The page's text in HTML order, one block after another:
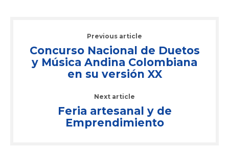
Previous article
Concurso Nacional de Duetos
y Música Andina Colombiana
en su versión XX
Next article
Feria artesanal y de
Emprendimiento